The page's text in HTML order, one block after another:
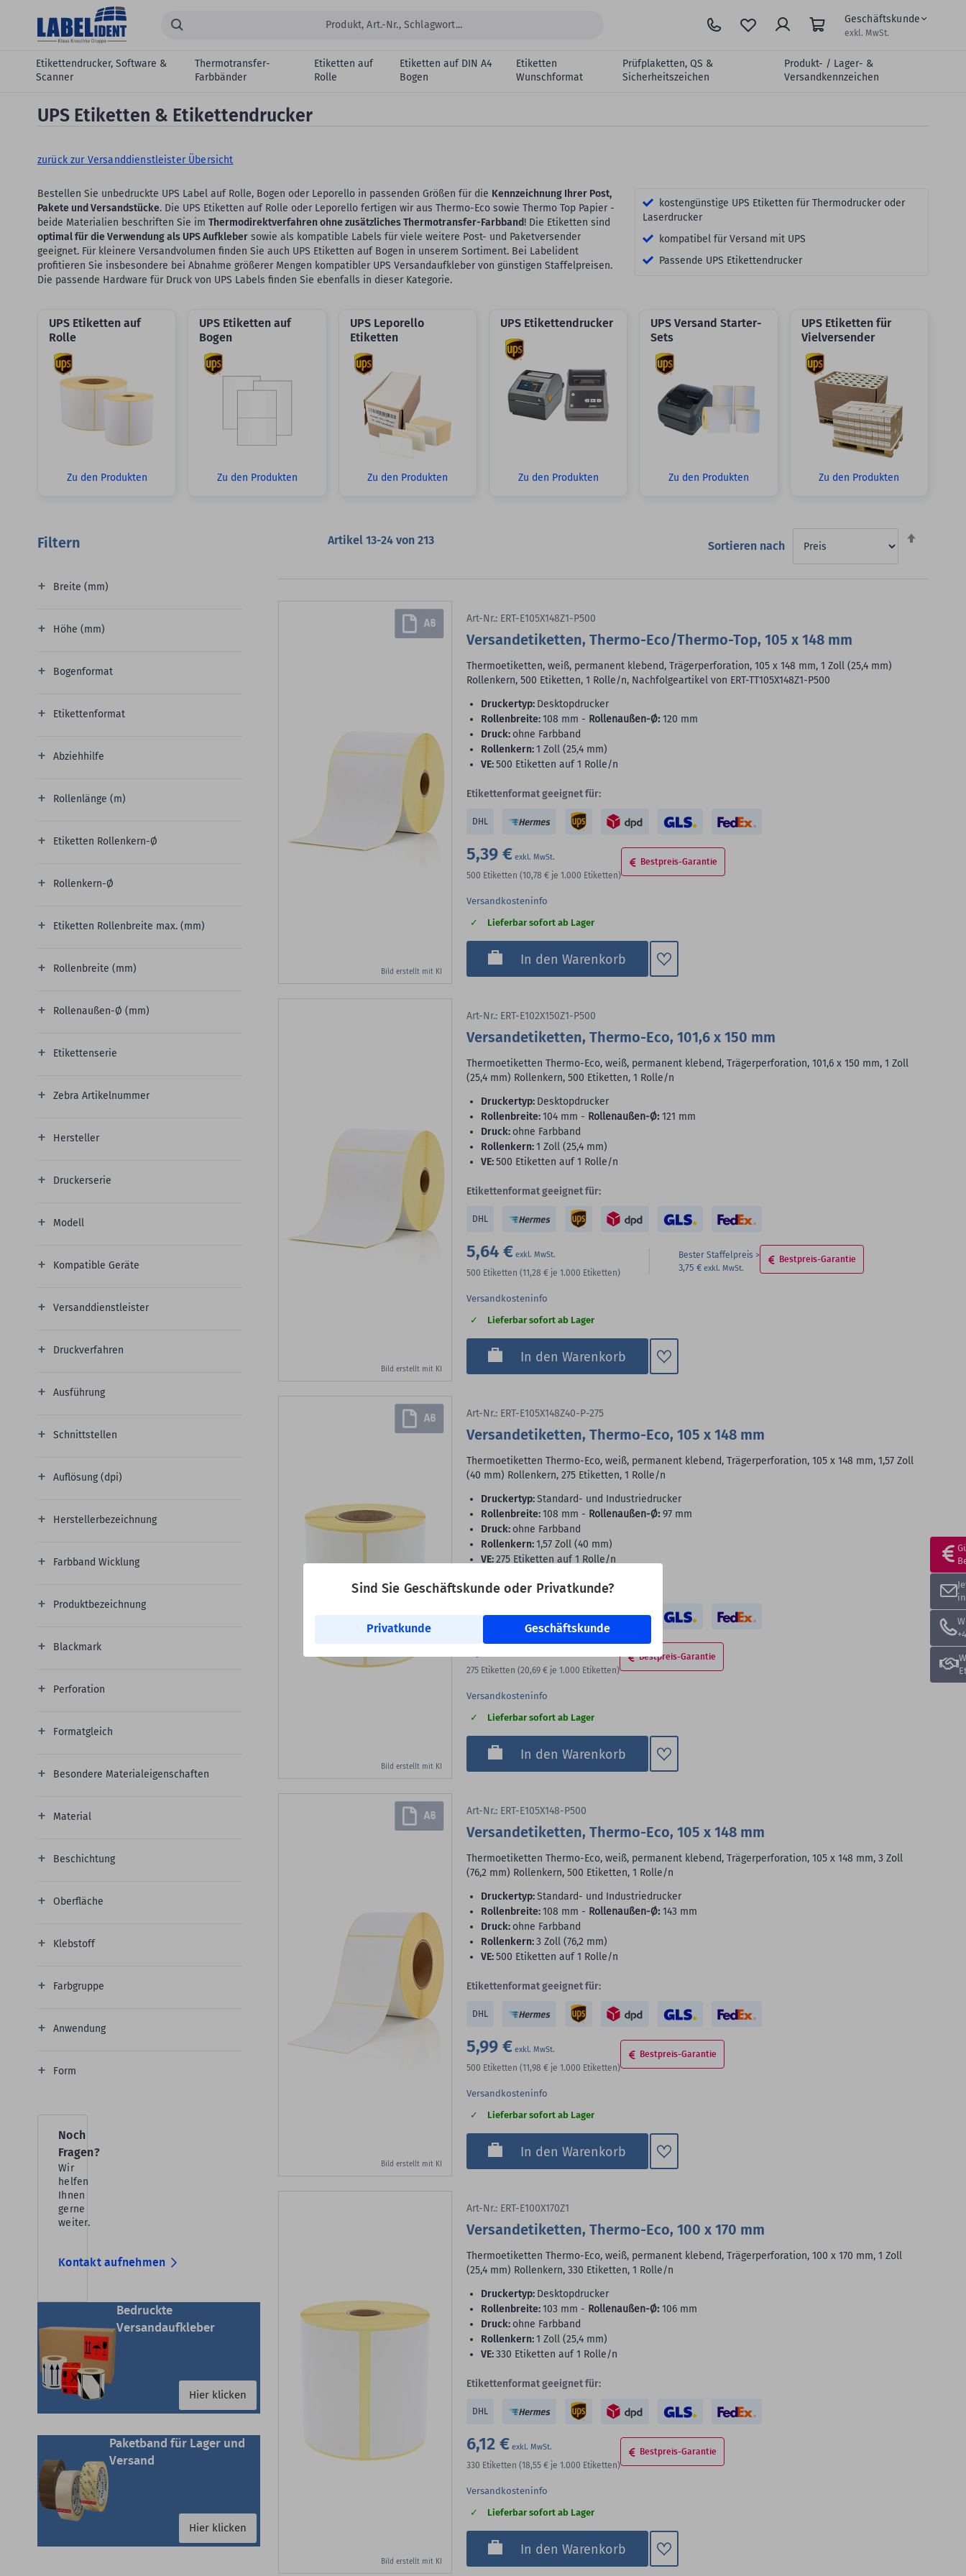
Sind Sie Geschäftskunde oder Privatkunde?
Privatkunde Geschäftskunde
Zum Hauptinhalt springen
Suchen...
Geschäftskunde
exkl. MwSt.
Etikettendrucker, Software &
Scanner
Thermotransfer-
Farbbänder
Etiketten auf
Rolle
Etiketten auf DIN A4
Bogen
Etiketten
Wunschformat
Prüfplaketten, QS &
Sicherheitszeichen
Produkt- / Lager- &
Versandkennzeichen
UPS Etiketten & Etikettendrucker
zurück zur Versanddienstleister Übersicht
Bestellen Sie unbedruckte UPS Label auf Rolle, Bogen oder Leporello in passenden Größen für die Kennzeichnung Ihrer Post,
Pakete und Versandstücke. Die UPS Etiketten auf Rolle oder Leporello fertigen wir aus Thermo-Eco sowie Thermo Top Papier -
beide Materialien beschriften Sie im Thermodirektverfahren ohne zusätzliches Thermotransfer-Farbband! Die Etiketten sind
optimal für die Verwendung als UPS Aufkleber sowie als kompatible Labels für viele weitere Post- und Paketversender
geeignet. Für kleinere Versandvolumen finden Sie auch UPS Etiketten auf Bogen in unserem Sortiment. Bei Labelident
profitieren Sie insbesondere bei Abnahme größerer Mengen kompatibler UPS Versandaufkleber von günstigen Staffelpreisen.
Die passende Hardware für Druck von UPS Labels finden Sie ebenfalls in dieser Kategorie.
kostengünstige UPS Etiketten für Thermodrucker oder
Laserdrucker
kompatibel für Versand mit UPS
Passende UPS Etikettendrucker
UPS Etiketten auf
Rolle
Zu den Produkten
UPS Etiketten auf
Bogen
Zu den Produkten
UPS Leporello
Etiketten
Zu den Produkten
UPS Etikettendrucker
Zu den Produkten
UPS Versand Starter-
Sets
Zu den Produkten
UPS Etiketten für
Vielversender
Zu den Produkten
Artikel 13-24von 213 Sortieren nach
Bild erstellt mit KI
Art-Nr.: ERT-E105X148Z1-P500
Versandetiketten, Thermo-Eco/Thermo-Top, 105 x 148 mm
Thermoetiketten, weiß, permanent klebend, Trägerperforation, 105 x 148 mm, 1 Zoll (25,4 mm)
Rollenkern, 500 Etiketten, 1 Rolle/n, Nachfolgeartikel von ERT-TT105X148Z1-P500
Druckertyp: Desktopdrucker
Rollenbreite:108 mm - Rollenaußen-Ø:120 mm
Druck: ohne Farbband
Rollenkern:1 Zoll (25,4 mm)
VE:500 Etiketten auf 1 Rolle/n
Etikettenformat geeignet für:
DHL
5,39 €
500 Etiketten (10,78 € je 1.000 Etiketten)
Bestpreis-Garantie
Versandkosteninfo
Lieferbar sofort ab Lager
In den Warenkorb
Zum
Bild erstellt mit KI
Art-Nr.: ERT-E102X150Z1-P500
Versandetiketten, Thermo-Eco, 101,6 x 150 mm
Thermoetiketten Thermo-Eco, weiß, permanent klebend, Trägerperforation, 101,6 x 150 mm, 1 Zoll
(25,4 mm) Rollenkern, 500 Etiketten, 1 Rolle/n
Druckertyp: Desktopdrucker
Rollenbreite:104 mm - Rollenaußen-Ø:121 mm
Druck: ohne Farbband
Rollenkern:1 Zoll (25,4 mm)
VE:500 Etiketten auf 1 Rolle/n
Etikettenformat geeignet für:
DHL
5,64 €
500 Etiketten (11,28 € je 1.000 Etiketten)
Bester Staffelpreis
3,75 €
Bestpreis-Garantie
Versandkosteninfo
Lieferbar sofort ab Lager
In den Warenkorb
Zum
Bild erstellt mit KI
Art-Nr.: ERT-E105X148Z40-P-275
Versandetiketten, Thermo-Eco, 105 x 148 mm
Thermoetiketten Thermo-Eco, weiß, permanent klebend, Trägerperforation, 105 x 148 mm, 1,57 Zoll
(40 mm) Rollenkern, 275 Etiketten, 1 Rolle/n
Druckertyp:Standard- und Industriedrucker
Rollenbreite:108 mm - Rollenaußen-Ø:97 mm
Druck: ohne Farbband
Rollenkern:1,57 Zoll (40 mm)
VE:275 Etiketten auf 1 Rolle/n
Etikettenformat geeignet für:
DHL
5,69 €
275 Etiketten (20,69 € je 1.000 Etiketten)
Bestpreis-Garantie
Versandkosteninfo
Lieferbar sofort ab Lager
In den Warenkorb
Zum
Bild erstellt mit KI
Art-Nr.: ERT-E105X148-P500
Versandetiketten, Thermo-Eco, 105 x 148 mm
Thermoetiketten Thermo-Eco, weiß, permanent klebend, Trägerperforation, 105 x 148 mm, 3 Zoll
(76,2 mm) Rollenkern, 500 Etiketten, 1 Rolle/n
Druckertyp:Standard- und Industriedrucker
Rollenbreite:108 mm - Rollenaußen-Ø:143 mm
Druck: ohne Farbband
Rollenkern:3 Zoll (76,2 mm)
VE:500 Etiketten auf 1 Rolle/n
Etikettenformat geeignet für:
DHL
5,99 €
500 Etiketten (11,98 € je 1.000 Etiketten)
Bestpreis-Garantie
Versandkosteninfo
Lieferbar sofort ab Lager
In den Warenkorb
Zum
Bild erstellt mit KI
Art-Nr.: ERT-E100X170Z1
Versandetiketten, Thermo-Eco, 100 x 170 mm
Thermoetiketten Thermo-Eco, weiß, permanent klebend, Trägerperforation, 100 x 170 mm, 1 Zoll
(25,4 mm) Rollenkern, 330 Etiketten, 1 Rolle/n
Druckertyp: Desktopdrucker
Rollenbreite:103 mm - Rollenaußen-Ø:106 mm
Druck: ohne Farbband
Rollenkern:1 Zoll (25,4 mm)
VE:330 Etiketten auf 1 Rolle/n
Etikettenformat geeignet für:
DHL
6,12 €
330 Etiketten (18,55 € je 1.000 Etiketten)
Bestpreis-Garantie
Versandkosteninfo
Lieferbar sofort ab Lager
In den Warenkorb
Zum
Filtern
Breite (mm)
Höhe (mm)
Bogenformat
Etikettenformat
Abziehhilfe
Rollenlänge (m)
Etiketten Rollenkern-Ø
Rollenkern-Ø
Etiketten Rollenbreite max. (mm)
Rollenbreite (mm)
Rollenaußen-Ø (mm)
Etikettenserie
Zebra Artikelnummer
Hersteller
Druckerserie
Modell
Kompatible Geräte
Versanddienstleister
Druckverfahren
Ausführung
Schnittstellen
Auflösung (dpi)
Herstellerbezeichnung
Farbband Wicklung
Produktbezeichnung
Blackmark
Perforation
Formatgleich
Besondere Materialeigenschaften
Material
Beschichtung
Oberfläche
Klebstoff
Farbgruppe
Anwendung
Form
Noch
Fragen?
Wir
helfen
Ihnen
gerne
weiter.
Kontakt aufnehmen
Bedruckte
Versandaufkleber
Hier klicken
Paketband für Lager und
Versand
Hier klicken